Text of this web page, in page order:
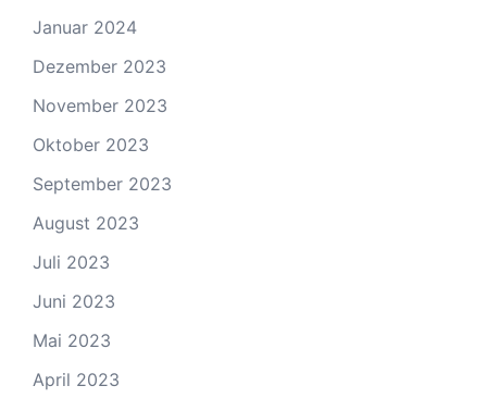
Januar 2024
Dezember 2023
November 2023
Oktober 2023
September 2023
August 2023
Juli 2023
Juni 2023
Mai 2023
April 2023